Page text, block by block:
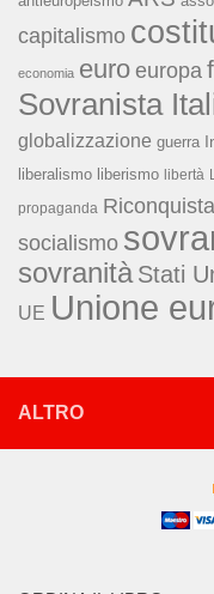
capitalismo
economia euro europa
Sovranista
globalizzazione guerra
liberalismo liberismo libertà
propaganda
socialismo
sovranità Stati
UE Unione
ALTRO